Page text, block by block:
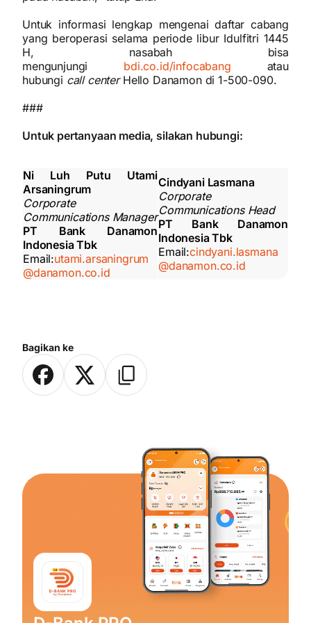
Bagikan ke
Untuk informasi lengkap mengenai daftar cabang
yang beroperasi selama periode libur Idulfitri 1445
H, nasabah bisa
mengunjungi bdi.co.id/infocabang atau
hubungi call centerHello Danamon di 1-500-090.
###
Untuk pertanyaan media, silakan hubungi:
Ni Luh Putu Utami
Arsaningrum
Corporate
Communications Manager
PT Bank Danamon
Indonesia Tbk
Email:utami.arsaningrum
@danamon.co.id
Cindyani Lasmana
Corporate
Communications Head
PT Bank Danamon
Indonesia Tbk
Email:cindyani.lasmana
@danamon.co.id